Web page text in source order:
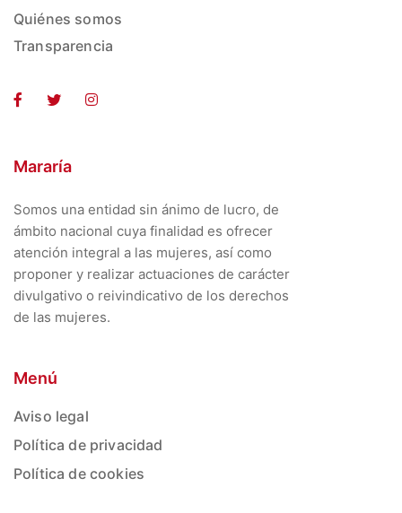
Quiénes somos
Transparencia
Mararía
Somos una entidad sin ánimo de lucro, de
ámbito nacional cuya finalidad es ofrecer
atención integral a las mujeres, así como
proponer y realizar actuaciones de carácter
divulgativo o reivindicativo de los derechos
de las mujeres.
Menú
Aviso legal
Política de privacidad
Política de cookies